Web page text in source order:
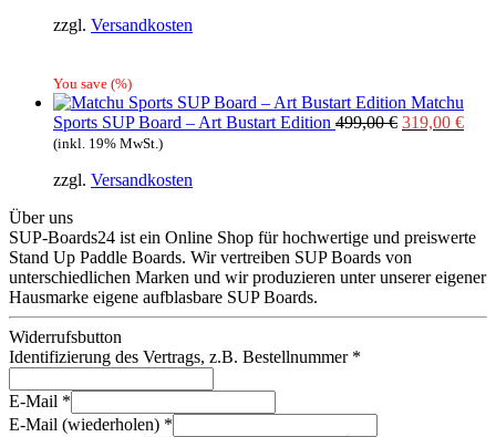
zzgl. Versandkosten
You save (%)
Matchu
Sports SUP Board – Art Bustart Edition 499,00€ 319,00 €
(inkl. 19% MwSt.)
zzgl. Versandkosten
Über uns
SUP-Boards24 ist ein Online Shop für hochwertige und preiswerte
Stand Up Paddle Boards. Wir vertreiben SUP Boards von
unterschiedlichen Marken und wir produzieren unter unserer eigener
Hausmarke eigene aufblasbare SUP Boards.
Widerrufsbutton
Identifizierung des Vertrags, z.B. Bestellnummer *
E-Mail *
E-Mail (wiederholen) *